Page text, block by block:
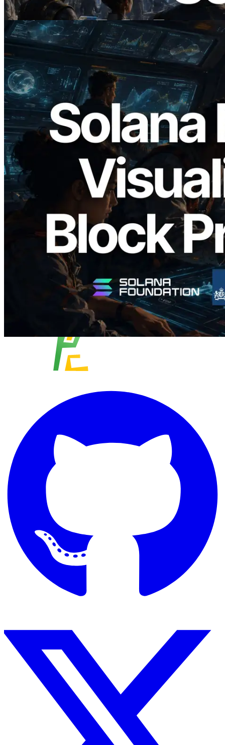
Đọc bài viết này
2026.05.24
Validators Solutions ra mắt Solana Block
Analyzer — Trực quan hóa thời gian tạo
block và validator phụ trách theo từng
slot
Đọc bài viết này